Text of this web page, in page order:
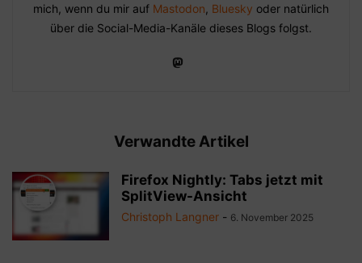
mich, wenn du mir auf Mastodon Bluesky oder natürlich
über die Social-Media-Kanäle dieses Blogs folgst.
Verwandte Artikel
Firefox Nightly: Tabs jetzt mit
SplitView-Ansicht
Christoph Langner - 6. November 2025